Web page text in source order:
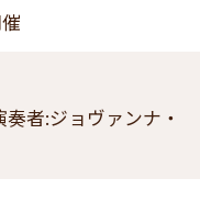
者:ジョヴァンナ・